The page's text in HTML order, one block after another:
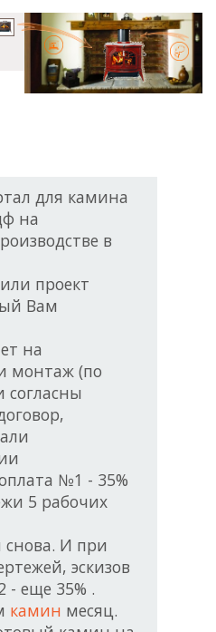
для камина
на
в
проект
Вам
на
монтаж (по
согласны
№1 - 35%
5 рабочих
снова. И при
эскизов
- еще 35% .
камин месяц.